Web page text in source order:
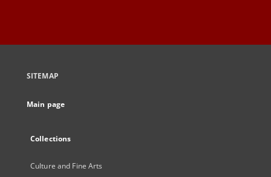
SITEMAP
Main page
Collections
Culture and Fine Arts